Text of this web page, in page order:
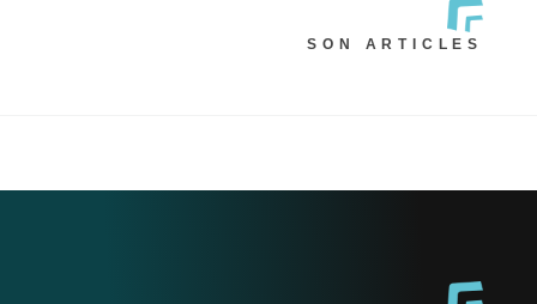
SON ARTICLES